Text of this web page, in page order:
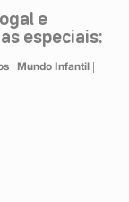
e
especiais:
| Mundo Infantil |